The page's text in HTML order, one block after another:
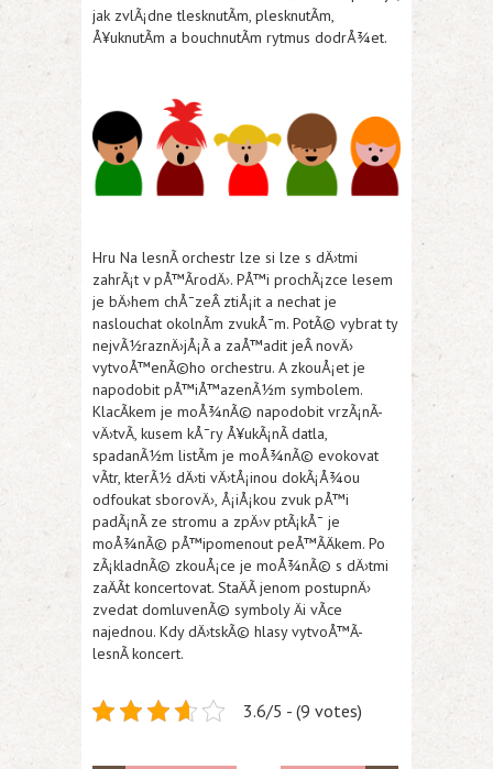
jak zvlÃ¡dne tlesknutÃ­m, plesknutÃ­m,
Å¥uknutÃ­m a bouchnutÃ­m rytmus dodrÅ¾et.
Hru Na lesnÃ­ orchestr lze si lze s dÄ›tmi
zahrÃ¡t v pÅ™Ã­rodÄ›. PÅ™i prochÃ¡zce lesem
je bÄ›hem chÅ¯zeÂ ztiÅ¡it a nechat je
naslouchat okolnÃ­m zvukÅ¯m. PotÃ© vybrat ty
nejvÃ½raznÄ›jÅ¡Ã­ a zaÅ™adit jeÂ novÄ›
vytvoÅ™enÃ©ho orchestru. A zkouÅ¡et je
napodobit pÅ™iÅ™azenÃ½m symbolem.
KlacÃ­kem je moÅ¾nÃ© napodobit vrzÃ¡nÃ­
vÄ›tvÃ­, kusem kÅ¯ry Å¥ukÃ¡nÃ­ datla,
spadanÃ½m listÃ­m je moÅ¾nÃ© evokovat
vÃ­tr, kterÃ½ dÄ›ti vÄ›tÅ¡inou dokÃ¡Å¾ou
odfoukat sborovÄ›, Å¡iÅ¡kou zvuk pÅ™i
padÃ¡nÃ­ ze stromu a zpÄ›v ptÃ¡kÅ¯ je
moÅ¾nÃ© pÅ™ipomenout peÅ™Ã­Äkem. Po
zÃ¡kladnÃ© zkouÅ¡ce je moÅ¾nÃ© s dÄ›tmi
zaÄÃ­t koncertovat. StaÄÃ­ jenom postupnÄ›
zvedat domluvenÃ© symboly Äi vÃ­ce
najednou. Kdy dÄ›tskÃ© hlasy vytvoÅ™Ã­
lesnÃ­ koncert.
3.6/5 - (9 votes)